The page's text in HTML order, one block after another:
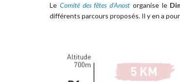
Le Comité des fêtes d’Anost organise le
différents parcours proposés. Il y en a